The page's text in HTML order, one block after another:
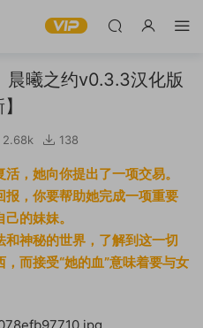
晨曦之约v0.3.3汉化版
2.68k 138
，她向你提出了一项交易。
，你要帮助她完成一项重要
的妹妹。
神秘的世界，了解到这一切
而接受“她的血”意味着要与女